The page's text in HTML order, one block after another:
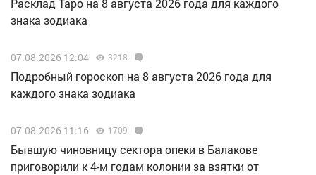
Расклад Таро на 8 августа 2026 года для каждого
знака зодиака
07.08.2026 12:04 3218
Подробный гороскоп на 8 августа 2026 года для
каждого знака зодиака
07.08.2026 11:16 1709
Бывшую чиновницу сектора опеки в Балакове
приговорили к 4-м годам колонии за взятки от